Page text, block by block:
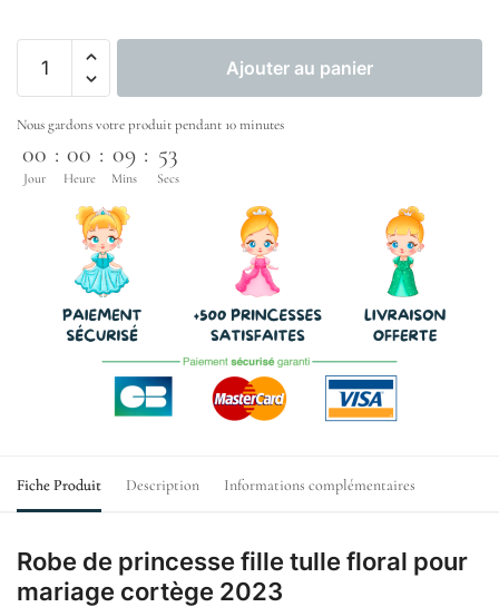
Ajouter au panier
Nous gardons votre produit pendant 10 minutes
00
Jour
: 00
Heure
: 09
Mins
: 52
Secs
Fiche Produit Description Informations complémentaires
Robe de princesse fille tulle floral pour
mariage cortège 2023